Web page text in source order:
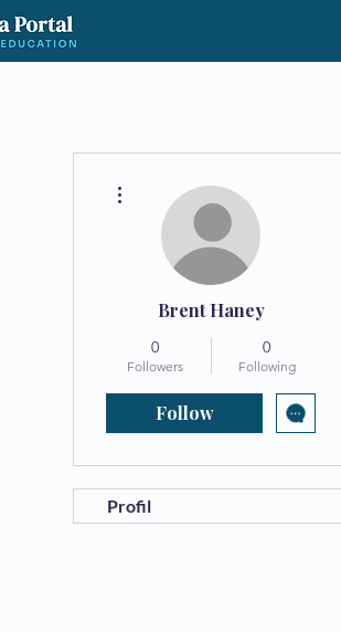
Brent Haney
0
Followers
0
Following
Follow
Profil